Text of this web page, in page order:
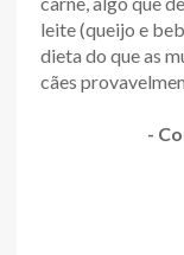
leite (queijo e
dieta do que as
cães
-